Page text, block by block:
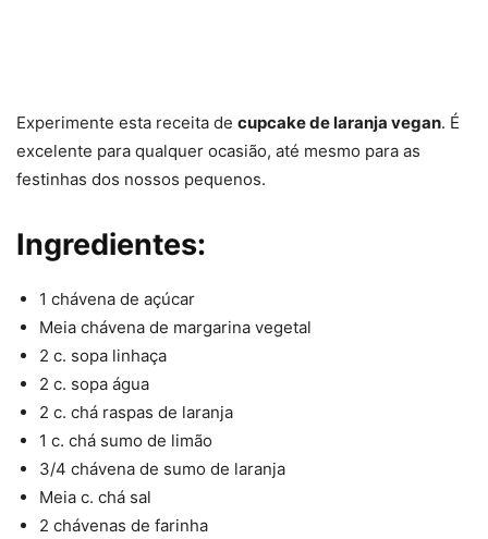
Experimente esta receita de cupcake de laranja vegan. É
excelente para qualquer ocasião, até mesmo para as
festinhas dos nossos pequenos.
Ingredientes:
1 chávena de açúcar
Meia chávena de margarina vegetal
2 c. sopa linhaça
2 c. sopa água
2 c. chá raspas de laranja
1 c. chá sumo de limão
3/4 chávena de sumo de laranja
Meia c. chá sal
2 chávenas de farinha